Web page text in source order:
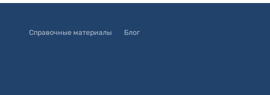
Справочные материалы Блог